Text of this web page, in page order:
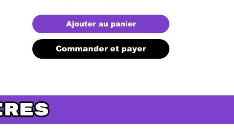
Ajouter au panier
Commander et payer